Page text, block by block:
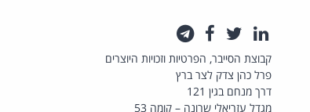
לינקדאין
טוויטרפייסבוק
קבוצת הסייבר, הפרטיות וזכויות היוצרים
פרל כהן צדק לצר ברץ
דרך מנחם בגין 121
מגדל עזריאלי שרונה – קומה 53